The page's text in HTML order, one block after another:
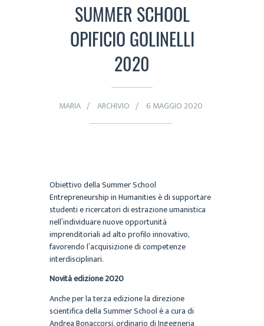
SUMMER SCHOOL
OPIFICIO GOLINELLI
2020
MARIA ARCHIVIO 6 MAGGIO 2020
Obiettivo della Summer School
Entrepreneurship in Humanities è di supportare
studenti e ricercatori di estrazione umanistica
nell’individuare nuove opportunità
imprenditoriali ad alto profilo innovativo,
favorendo l’acquisizione di competenze
interdisciplinari.
Novità edizione 2020
Anche per la terza edizione la direzione
scientifica della Summer School è a cura di
Andrea Bonaccorsi, ordinario di Ingegneria